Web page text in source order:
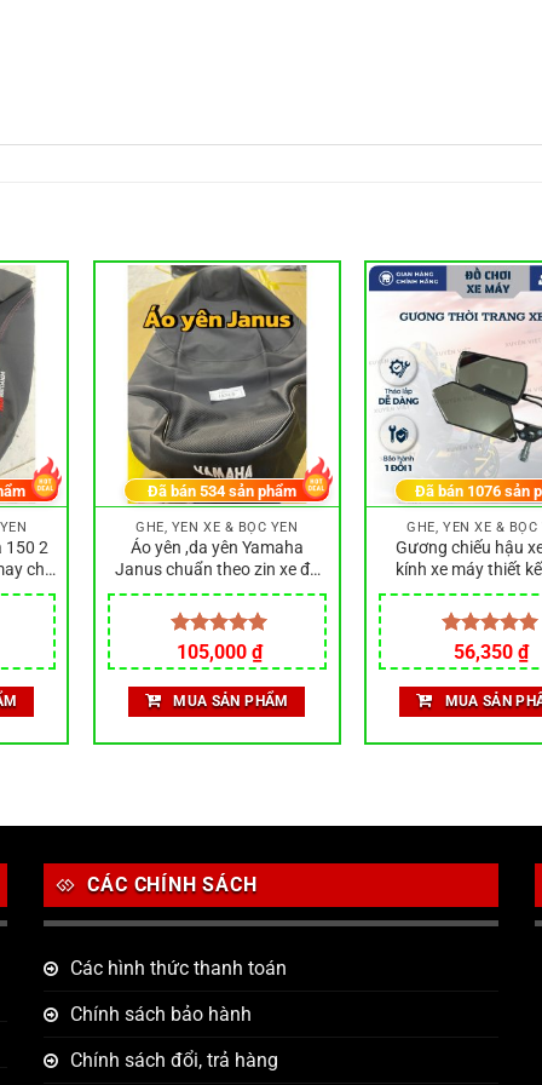
150 2
chỉ
GHẾ, YÊN XE & BỌC YÊN
Áo yên ,da yên Yamaha
Janus chuẩn theo zin xe đủ
màu
Được xếp
hạng5.00
5 sao
105,000₫
Đã bán 534sản phẩm
MUA SẢN PHẨM
GHẾ, YÊN XE & BỌC
Gương chiếu hậu
kính xe máy thiết
Vuông,hình 5 cạnh
Việt
Được xếp
hạng5.00
5 sao
56,350 ₫
Đã bán 1076sản
MUA SẢN
CÁC CHÍNH SÁCH
Các hình thức thanh toán
Chính sách bảo hành
Chính sách đổi, trả hàng